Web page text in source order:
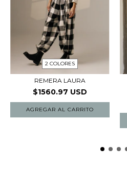
2 COLORES
REMERA LAURA
$1560.97 USD
AGREGAR AL CARRITO